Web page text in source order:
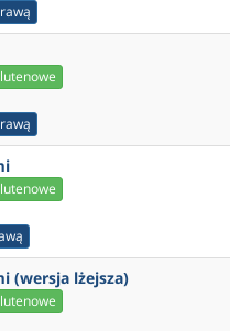
(wersja lżejsza)